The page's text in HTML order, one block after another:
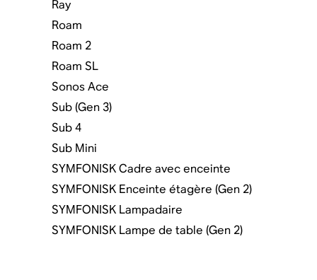
Ray
Roam
Roam 2
Roam SL
Sonos Ace
Sub (Gen 3)
Sub 4
Sub Mini
SYMFONISK Cadre avec enceinte
SYMFONISK Enceinte étagère (Gen 2)
SYMFONISK Lampadaire
SYMFONISK Lampe de table (Gen 2)